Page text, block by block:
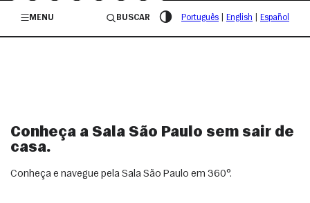
/governosp
MENU
BUSCAR Português English Español
Conheça a Sala São Paulo sem sair de
casa.
Conheça e navegue pela Sala São Paulo em 360°.